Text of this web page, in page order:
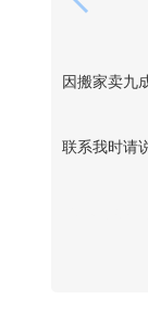
因搬家卖九
联系我时请